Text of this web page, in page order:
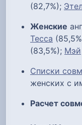
(82,7%);
Женские
Тесса
(83,5%); Мэй
Списки
женских с
Расчет